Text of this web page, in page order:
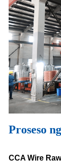
Proseso
CCA Wire